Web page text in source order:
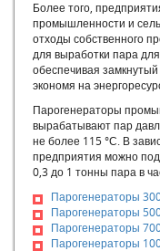
Механизмы
случае
Модульная
Котел для бетона
Парогенератор
Парогенератор
Парогенераторы
Парогенератор на
Котлы
Котлы РФ
Отечественные
Более того,
промышленности и
отходы собственного
для выработки пара
обеспечивая
экономя на
Парогенераторы
вырабатывают пар
не более 115 °С. В
предприятия можно
0,3 до 1 тонны пара в
Парогенераторы
Парогенераторы
Парогенераторы
Парогенераторы